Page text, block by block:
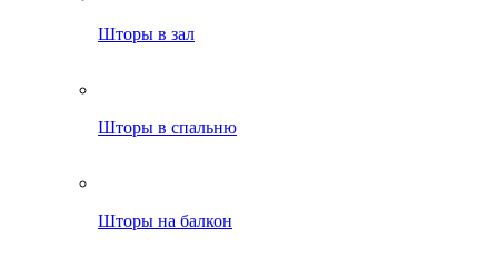
Шторы в зал
Шторы в спальню
Шторы на балкон